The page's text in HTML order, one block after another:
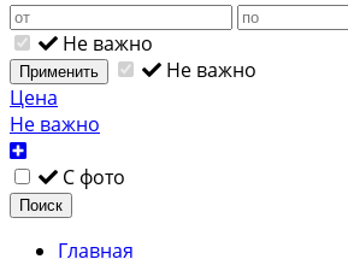
Не важно
Применить
Не важно
Цена
Не важно
С фото
Поиск
Главная